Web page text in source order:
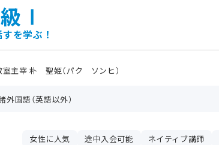
Ⅰ
すを学ぶ！
室主宰 朴 聖姫（パク ソンヒ）
外国語（英語以外）
女性に人気 途中入会可能 ネイティブ講師